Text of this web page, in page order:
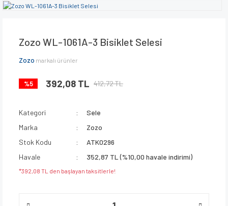
Zozo WL-1061A-3 Bisiklet Selesi
Zozo markalı ürünler
%5 392,08 TL 412,72 TL
Kategori
Sele
Marka
Zozo
Stok Kodu
ATK0296
Havale
352,87 TL (%10,00 havale indirimi)
*392,08 TL den başlayan taksitlerle!